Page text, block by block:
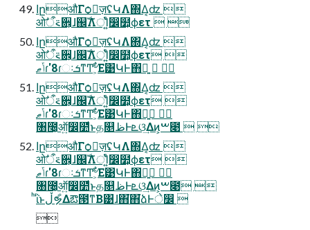
اըऔΓѻ͏ٕज़ʢԿΛ΍Δ͔ʣ 
ओ࠵ऀࣗ਎͕ɺ஌ࣝΛਂΊ͍ͨ෼໺͕ϕετ  
اըऔΓѻ͏ٕज़ʢԿΛ΍Δ͔ʣ 
ओ࠵ऀࣗ਎͕ɺ஌ࣝΛਂΊ͍ͨ෼໺͕ϕετ 
ݴޠɾ'8ɾઃܭͳͲؔ৺͕͋Ε͹ԿͰ΋ྑ͍  
اըऔΓѻ͏ٕज़ʢԿΛ΍Δ͔ʣ 
ओ࠵ऀࣗ਎͕ɺ஌ࣝΛਂΊ͍ͨ෼໺͕ϕετ 
ݴޠɾ'8ɾઃܭͳͲؔ৺͕͋Ε͹ԿͰ΋ྑ͍ 
৘೤͕ऑ͍෼໺ͩͱத௕ظͰܧଓ͢Δͷ͕ࠔ೉  
اըऔΓѻ͏ٕज़ʢԿΛ΍Δ͔ʣ 
ओ࠵ऀࣗ਎͕ɺ஌ࣝΛਂΊ͍ͨ෼໺͕ϕετ 
ݴޠɾ'8ɾઃܭͳͲؔ৺͕͋Ε͹ԿͰ΋ྑ͍ 
৘೤͕ऑ͍෼໺ͩͱத௕ظͰܧଓ͢Δͷ͕ࠔ೉ 
ͪΐͬͱڵຯ͋Δఔ౓ͳΒ͹ɺ΋͘΋͘ձͰे෼ 
